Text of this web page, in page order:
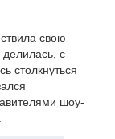
свою
с
столкнуться
шоу-